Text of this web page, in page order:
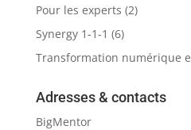
Pour les experts (2)
Synergy 1-1-1 (6)
Transformation numérique
Adresses & contacts
BigMentor